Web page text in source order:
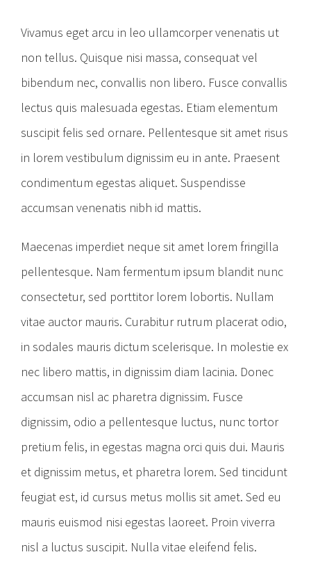
Vivamus eget arcu in leo ullamcorper venenatis ut
non tellus. Quisque nisi massa, consequat vel
bibendum nec, convallis non libero. Fusce convallis
lectus quis malesuada egestas. Etiam elementum
suscipit felis sed ornare. Pellentesque sit amet risus
in lorem vestibulum dignissim eu in ante. Praesent
condimentum egestas aliquet. Suspendisse
accumsan venenatis nibh id mattis.
Maecenas imperdiet neque sit amet lorem fringilla
pellentesque. Nam fermentum ipsum blandit nunc
consectetur, sed porttitor lorem lobortis. Nullam
vitae auctor mauris. Curabitur rutrum placerat odio,
in sodales mauris dictum scelerisque. In molestie ex
nec libero mattis, in dignissim diam lacinia. Donec
accumsan nisl ac pharetra dignissim. Fusce
dignissim, odio a pellentesque luctus, nunc tortor
pretium felis, in egestas magna orci quis dui. Mauris
et dignissim metus, et pharetra lorem. Sed tincidunt
feugiat est, id cursus metus mollis sit amet. Sed eu
mauris euismod nisi egestas laoreet. Proin viverra
nisl a luctus suscipit. Nulla vitae eleifend felis.